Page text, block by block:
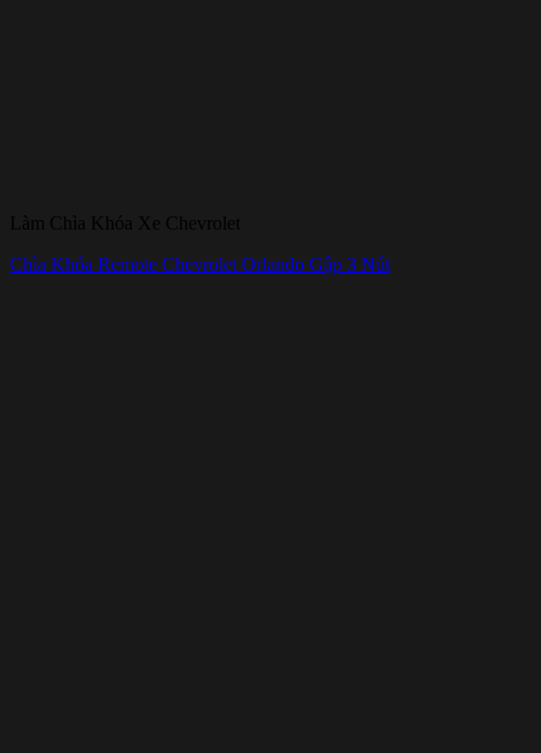
Làm Chìa Khóa Xe Chevrolet
Chìa Khóa Remote Chevrolet Orlando Gập 3 Nút